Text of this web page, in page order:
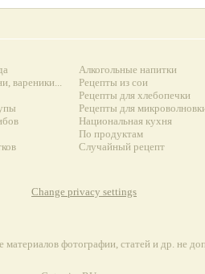
вареники...
Алкогольные напитки
Рецепты из сои
Рецепты для хлебопечки
Рецепты для
Национальная кухня
По продуктам
Случайный рецепт
Change privacy settings
фотографии, статей и др. не